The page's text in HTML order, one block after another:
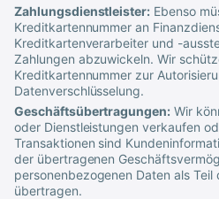
Zahlungsdienstleister: Ebenso
Kreditkartennummer an
Kreditkartenverarbeiter und -
Zahlungen abzuwickeln. Wir
Kreditkartennummer zur
Datenverschlüsselung.
Geschäftsübertragungen: Wir
oder Dienstleistungen verkaufen
Transaktionen sind
der übertragenen
personenbezogenen Daten als Teil
übertragen.